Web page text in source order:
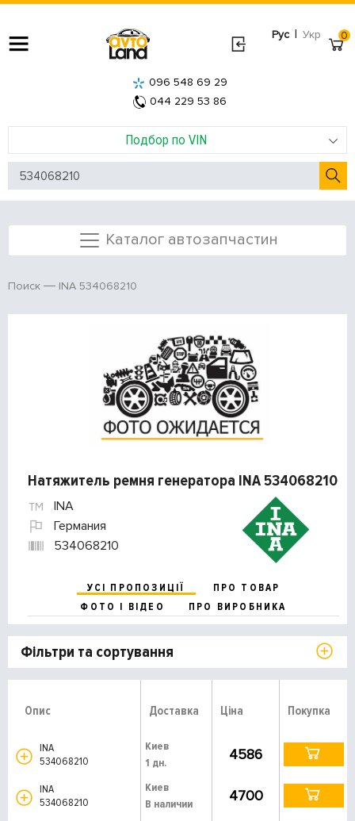
Рус | Укр
Подбор по VIN
096 548 69 29
044 229 53 86
0
Каталог автозапчастин
Поиск INA 534068210
Натяжитель ремня генератора INA 534068210
INA
Германия
534068210
УСІ ПРОПОЗИЦІЇ
ПРО ТОВАР
ФОТО І ВІДЕО
ПРО ВИРОБНИКА
Фільтри та сортування
Опис Доставка Ціна Покупка
INA
534068210
Киев
1 дн.
4586
INA
534068210
Киев
В наличии
4700